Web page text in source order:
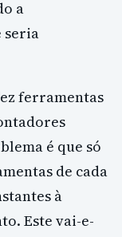
a
seria
ferramentas
é que só
de cada
à
Este vai-e-